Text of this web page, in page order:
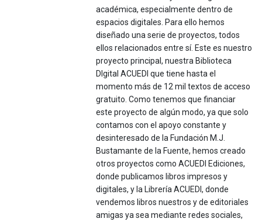
académica, especialmente dentro de
espacios digitales. Para ello hemos
diseñado una serie de proyectos, todos
ellos relacionados entre sí. Este es nuestro
proyecto principal, nuestra Biblioteca
DIgital ACUEDI que tiene hasta el
momento más de 12 mil textos de acceso
gratuito. Como tenemos que financiar
este proyecto de algún modo, ya que solo
contamos con el apoyo constante y
desinteresado de la Fundación M.J.
Bustamante de la Fuente, hemos creado
otros proyectos como ACUEDI Ediciones,
donde publicamos libros impresos y
digitales, y la Librería ACUEDI, donde
vendemos libros nuestros y de editoriales
amigas ya sea mediante redes sociales,